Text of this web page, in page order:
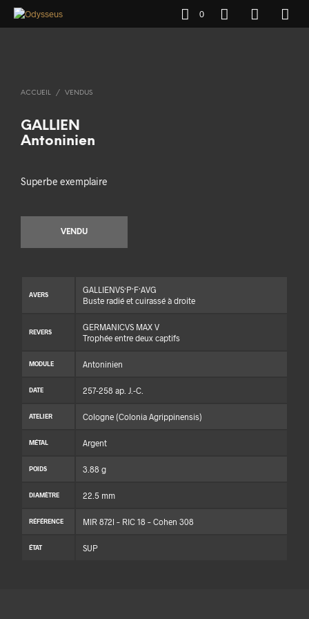
0
ACCUEIL / VENDUS
GALLIEN
Antoninien
Superbe exemplaire
VENDU
AVERS
GALLIENVS·P·F·AVG
Buste radié et cuirassé à droite
REVERS
GERMANICVS MAX V
Trophée entre deux captifs
MODULE Antoninien
DATE 257-258 ap. J.-C.
ATELIER Cologne (Colonia Agrippinensis)
MÉTAL Argent
POIDS 3.88 g
DIAMÈTRE 22.5 mm
RÉFÉRENCE MIR 872l – RIC 18 – Cohen 308
ÉTAT SUP